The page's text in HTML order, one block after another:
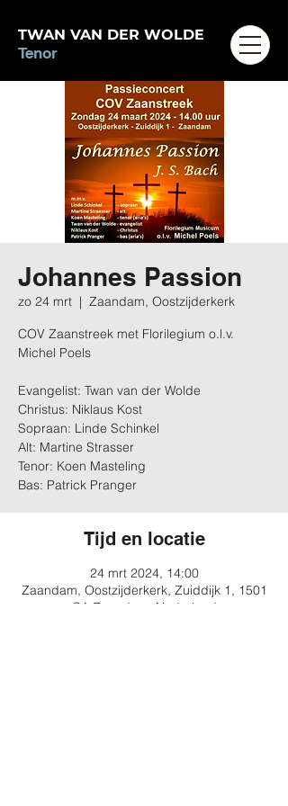
TWAN VAN DER WOLDE
Tenor
Johannes Passion
zo 24 mrt
  |
Zaandam, Oostzijderkerk
COV Zaanstreek met Florilegium o.l.v.
Michel Poels
Evangelist: Twan van der Wolde
Christus: Niklaus Kost
Sopraan: Linde Schinkel
Alt: Martine Strasser
Tenor: Koen Masteling
Bas: Patrick Pranger
Tijd en locatie
24 mrt 2024, 14:00
Zaandam, Oostzijderkerk, Zuiddijk 1, 1501
CA Zaandam, Nederland